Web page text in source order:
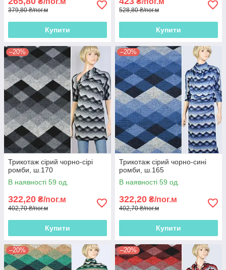
379,80 ₴/пог.м
Купити
528,80 ₴/пог.м
Купити
–20%
Трикотаж сірий чорно-сірі
ромби, ш.170
В наявності 59 од.
322,20 ₴/пог.м
402,70 ₴/пог.м
Купити
–20%
Трикотаж сірий чорно-сині
ромби, ш.165
В наявності 59 од.
322,20 ₴/пог.м
402,70 ₴/пог.м
Купити
–20% –20%